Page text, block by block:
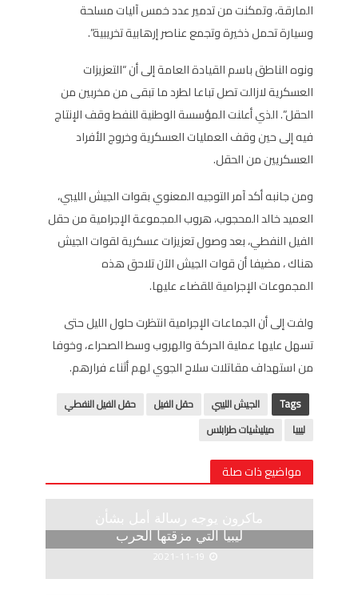
المارقة، وتمكنت من تدمير عدد خمس آليات مسلحة
وسيارة تحمل ذخيرة وتجمع عناصر إرهابية تخريبية”.
ونوه الناطق باسم القيادة العامة إلى أن “التعزيزات
العسكرية لازالت تصل تباعا لطرد ما تبقى من مخربين من
الحقل”. الذي أعلنت المؤسسة الوطنية للنفط وقف الإنتاج
فيه إلى حين وقف العمليات العسكرية وخروج الأفراد
العسكريين من الحقل.
ومن جانبه أكد آمر التوجيه المعنوي بقوات الجيش الليبي،
العميد خالد المحجوب، هروب المجموعة الإجرامية من حقل
الفيل النفطي، بعد وصول تعزيزات عسكرية لقوات الجيش
هناك ، مضيفا أن قوات الجيش الآن تلاحق هذه
المجموعات الإجرامية للقضاء عليها.
ولفت إلى أن الجماعات الإجرامية انتظرت حلول الليل حتى
تسهل عليها عملية الحركة والهروب وسط الصحراء، وخوفا
من استهداف مقاتلات سلاح الجوي لهم أثناء فرارهم.
Tags الجيش الليبي حقل الفيل
حقل الفيل النفطي
ليبيا
ميليشيات طرابلس
مواضيع ذات صلة
ماكرون يوجه رسالة أمل بشأن
ليبيا التي مزقتها الحرب
2021-11-19